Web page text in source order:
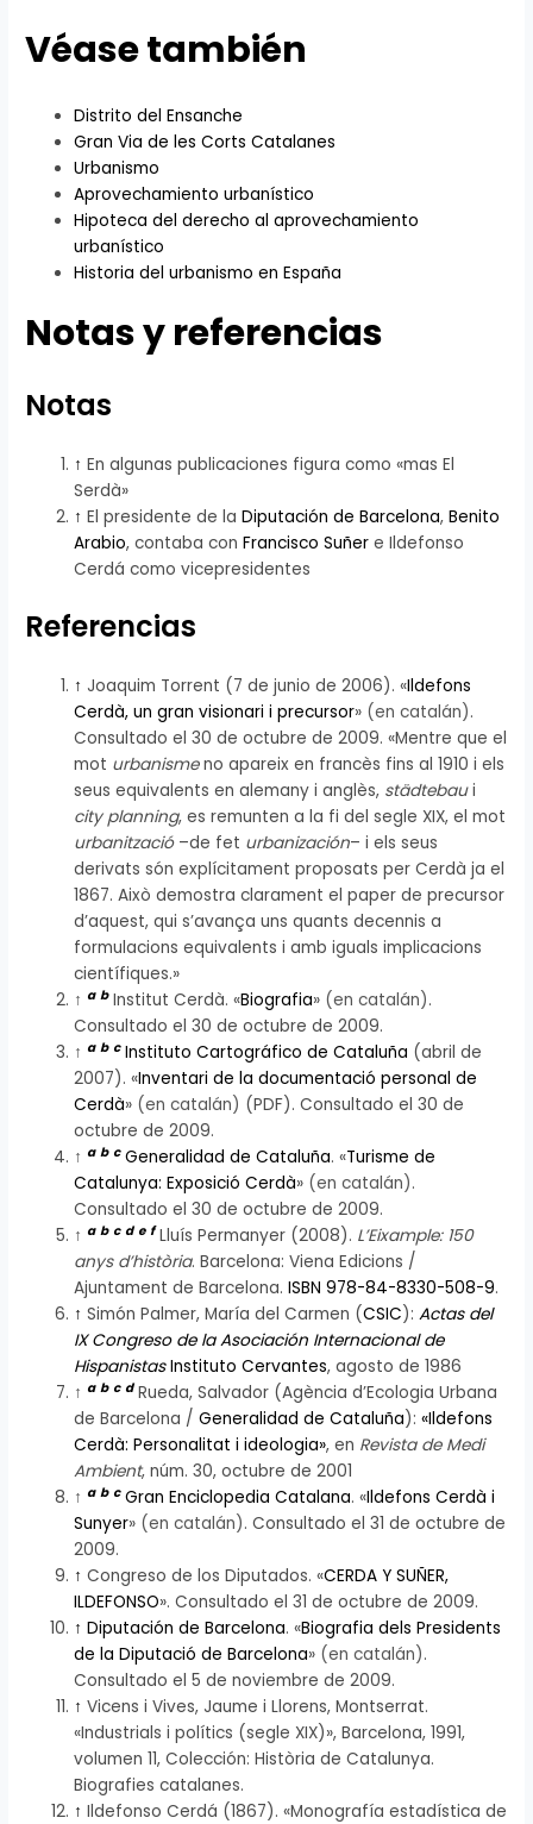
Véase también
Distrito del Ensanche
Gran Via de les Corts Catalanes
Urbanismo
Aprovechamiento urbanístico
Hipoteca del derecho al aprovechamiento
urbanístico
Historia del urbanismo en España
Notas y referencias
Notas
↑ En algunas publicaciones figura como «mas El
Serdà»
↑ El presidente de laDiputación de Barcelona,Benito
Arabio, contaba conFrancisco Suñer e Ildefonso
Cerdá como vicepresidentes
Referencias
↑ Joaquim Torrent (7 de junio de 2006). «Ildefons
Cerdà, un gran visionari i precursor» (en catalán).
Consultado el 30 de octubre de 2009. «Mentre que el
mot urbanismeno apareix en francès fins al 1910 i els
seus equivalents en alemany i anglès, städtebaui
city planning, es remunten a la fi del segle XIX, el mot
urbanització–de fet urbanización– i els seus
derivats són explícitament proposats per Cerdà ja el
1867. Això demostra clarament el paper de precursor
d’aquest, qui s’avança uns quants decennis a
formulacions equivalents i amb iguals implicacions
científiques.»
↑ a bInstitut Cerdà. «Biografia» (en catalán).
Consultado el 30 de octubre de 2009.
↑ a b c Instituto Cartográfico de Cataluña (abril de
2007). «Inventari de la documentació personal de
Cerdà» (en catalán) (PDF). Consultado el 30 de
octubre de 2009.
↑ a b c Generalidad de Cataluña. «Turisme de
Catalunya: Exposició Cerdà» (en catalán).
Consultado el 30 de octubre de 2009.
↑ a b c d e f Lluís Permanyer (2008). L’Eixample: 150
anys d’història. Barcelona: Viena Edicions /
Ajuntament de Barcelona.ISBN 978-84-8330-508-9.
↑ Simón Palmer, María del Carmen (CSIC):Actas del
IX Congreso de la Asociación Internacional de
Hispanistas Instituto Cervantes, agosto de 1986
↑ a b c dRueda, Salvador (Agència d’Ecologia Urbana
de Barcelona /Generalidad de Cataluña):«Ildefons
Cerdà: Personalitat i ideologia», en Revista de Medi
Ambient, núm. 30, octubre de 2001
↑ a b c Gran Enciclopedia Catalana. «Ildefons Cerdà i
Sunyer» (en catalán). Consultado el 31 de octubre de
2009.
↑ Congreso de los Diputados. «CERDA Y SUÑER,
ILDEFONSO». Consultado el 31 de octubre de 2009.
↑ Diputación de Barcelona. «Biografia dels Presidents
de la Diputació de Barcelona» (en catalán).
Consultado el 5 de noviembre de 2009.
↑ Vicens i Vives, Jaume i Llorens, Montserrat.
«Industrials i polítics (segle XIX)», Barcelona, 1991,
volumen 11, Colección: Història de Catalunya.
Biografies catalanes.
↑ Ildefonso Cerdá (1867). «Monografía estadística de